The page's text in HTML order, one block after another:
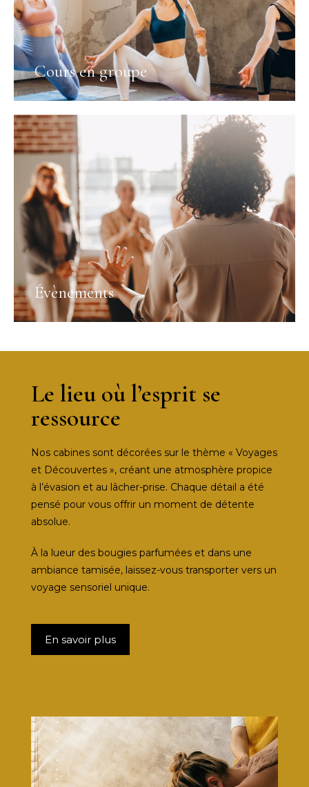
Cours en groupe
Évènements
Le lieu où l’esprit se
ressource
Nos cabines sont décorées sur le thème « Voyages
et Découvertes », créant une atmosphère propice
à l’évasion et au lâcher-prise. Chaque détail a été
pensé pour vous offrir un moment de détente
absolue.
À la lueur des bougies parfumées et dans une
ambiance tamisée, laissez-vous transporter vers un
voyage sensoriel unique.
En savoir plus